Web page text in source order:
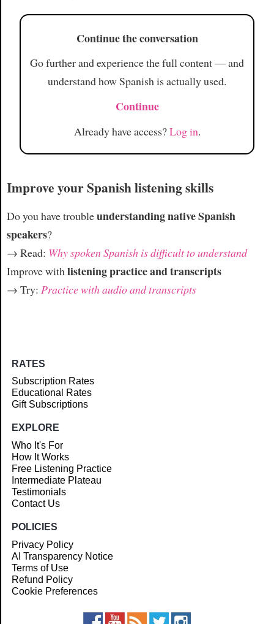
Continue the conversation
Go further and experience the full content — and
understand how Spanish is actually used.
Continue
Already have access?Log in.
Improve your Spanish listening skills
Do you have troubleunderstanding native Spanish
speakers?
→ Read: Why spoken Spanish is difficult to understand
Improve withlistening practice and transcripts
→ Try: Practice with audio and transcripts
RATES
Subscription Rates
Educational Rates
Gift Subscriptions
EXPLORE
Who It's For
How It Works
Free Listening Practice
Intermediate Plateau
Testimonials
Contact Us
POLICIES
Privacy Policy
AI Transparency Notice
Terms of Use
Refund Policy
Cookie Preferences